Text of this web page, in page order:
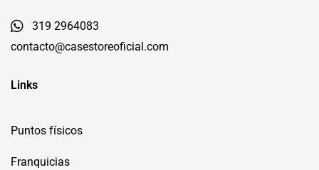
319 2964083
contacto@casestoreoficial.com
Links
Puntos físicos
Franquicias